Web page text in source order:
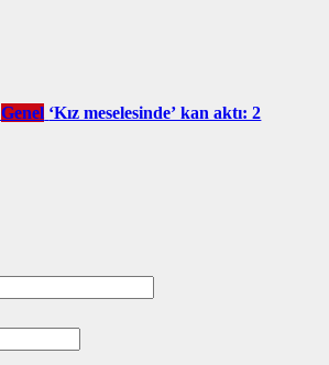
Genel ‘Kız meselesinde’ kan aktı: 2